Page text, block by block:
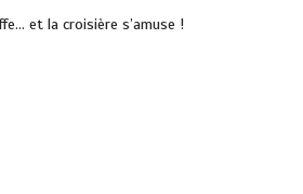
et la croisière s’amuse !